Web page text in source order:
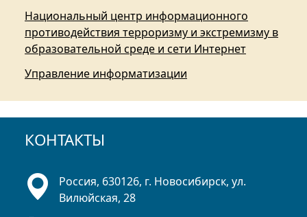
Национальный центр информационного
противодействия терроризму и экстремизму в
образовательной среде и сети Интернет
Управление информатизации
КОНТАКТЫ
Россия, 630126, г. Новосибирск, ул.
Вилюйская, 28